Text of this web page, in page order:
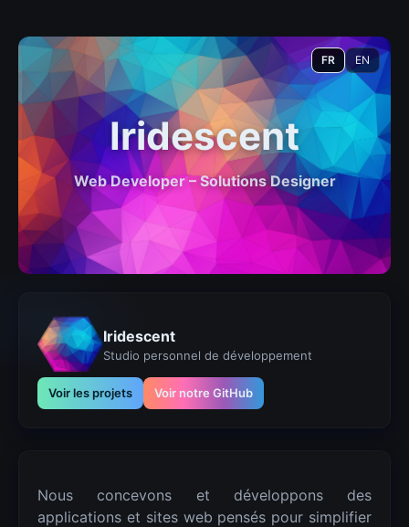
Iridescent
Web Developer – Solutions Designer
FR EN
Nous concevons et développons des
applications et sites web pensés pour simplifier
Iridescent
Studio personnel de développement
Voir les projets Voir notre GitHub